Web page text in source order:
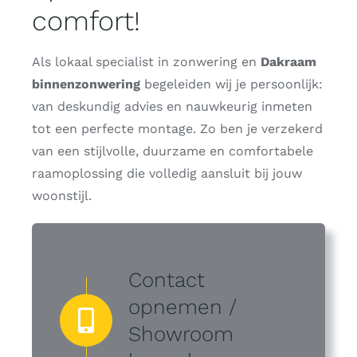
comfort!
Als lokaal specialist in zonwering en Dakraam
binnenzonwering begeleiden wij je persoonlijk:
van deskundig advies en nauwkeurig inmeten
tot een perfecte montage. Zo ben je verzekerd
van een stijlvolle, duurzame en comfortabele
raamoplossing die volledig aansluit bij jouw
woonstijl.
Contact
opnemen /
Showroom